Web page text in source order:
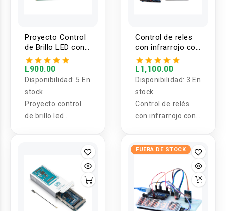
Proyecto Control
de Brillo LED con
Arduino y LCD I2C
L900.00
Disponibilidad: 5 En
stock
Proyecto control
de brillo led
Control de reles
con infrarrojo con
Arduino
L1,100.00
Disponibilidad: 3 En
stock
Control de relés
con infrarrojo con
FUERA DE STOCK